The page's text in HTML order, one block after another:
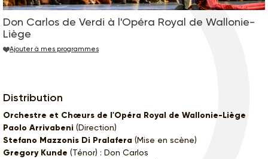
Don Carlos de Verdi à l'Opéra Royal de Wallonie-
Liège
Ajouter à mes programmes
Distribution
Orchestre et Chœurs de l'Opéra Royal de Wallonie-Liège
Paolo Arrivabeni (Direction)
Stefano Mazzonis Di Pralafera (Mise en scène)
Gregory Kunde (Ténor) : Don Carlos